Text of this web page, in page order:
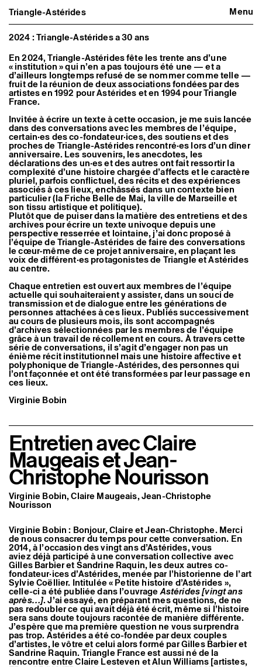
Triangle-Astérides Menu
Triangle-Astérides
Centre d’art contemporain
d’intérêt national
et résidence internationale d'artistes
Fermer
Présentation
À propos
Équipe et gouvernance
Partenaires et réseaux
Adhérer / nous soutenir
Rapports d'activité
Informations pratiques
Programmation
Agenda : en cours et à venir
Expositions
Événements
Programmation éditoriale
Médiation
Publics associés
Les Nouveaux Commanditaires
Artistes résident·es et associé·es
Résident·es
Artistes associé·es
Ancien·nes résident·es et artistes associé·es
2024 : Triangle-Astérides a 30 ans
En 2024, Triangle-Astérides fête les trente ans d’une
« institution » qui n’en a pas toujours été une — et a
d’ailleurs longtemps refusé de se nommer comme telle —
fruit de la réunion de deux associations fondées par des
artistes en 1992 pour Astérides et en 1994 pour Triangle
France.
Invitée à écrire un texte à cette occasion, je me suis lancée
dans des conversations avec les membres de l’équipe,
certain·es des co-fondateur·ices, des soutiens et des
proches de Triangle-Astérides rencontré·es lors d’un dîner
anniversaire. Les souvenirs, les anecdotes, les
déclarations des un·es et des autres ont fait ressortir la
complexité d’une histoire chargée d’affects et le caractère
pluriel, parfois conflictuel, des récits et des expériences
associés à ces lieux, enchâssés dans un contexte bien
particulier (la Friche Belle de Mai, la ville de Marseille et
son tissu artistique et politique).
Plutôt que de puiser dans la matière des entretiens et des
archives pour écrire un texte univoque depuis une
perspective resserrée et lointaine, j’ai donc proposé à
l’équipe de Triangle-Astérides de faire des conversations
le cœur-même de ce projet anniversaire, en plaçant les
voix de différent·es protagonistes de Triangle et Astérides
au centre.
Chaque entretien est ouvert aux membres de l’équipe
actuelle qui souhaiteraient y assister, dans un souci de
transmission et de dialogue entre les générations de
personnes attachées à ces lieux. Publiés successivement
au cours de plusieurs mois, ils sont accompagnés
d’archives sélectionnées par les membres de l’équipe
grâce à un travail de récollement en cours. À travers cette
série de conversations, il s’agit d’engager non pas un
énième récit institutionnel mais une histoire affective et
polyphonique de Triangle-Astérides, des personnes qui
l’ont façonnée et ont été transformées par leur passage en
ces lieux.
Virginie Bobin
Entretien avec Claire
Maugeais et Jean-
Christophe Nourisson
Virginie Bobin, Claire Maugeais, Jean-Christophe
Nourisson
Virginie Bobin : Bonjour, Claire et Jean-Christophe. Merci
de nous consacrer du temps pour cette conversation. En
2014, à l’occasion des vingt ans d’Astérides, vous
aviez déjà participé àune conversation collective avec
Gilles Barbier et Sandrine Raquin, les deux autres co-
fondateur·ices d’Astérides, menée par l’historienne de l’art
Sylvie Coëllier. Intitulée « Petite histoire d’Astérides »,
celle-ci a été publiée dans l’ouvrageAstérides [vingt ans
après…]. J’ai essayé, en préparant mes questions, de ne
pas redoubler ce qui avait déjà été écrit, même si l’histoire
sera sans doute toujours racontée de manière différente.
J’espère que ma première question ne vous surprendra
pas trop. Astérides a été co-fondée par deux couples
d’artistes, le vôtre et celui alors formé par Gilles Barbier et
Sandrine Raquin. Triangle France est aussi né de la
rencontre entre Claire Lesteven et Alun Williams [artistes,